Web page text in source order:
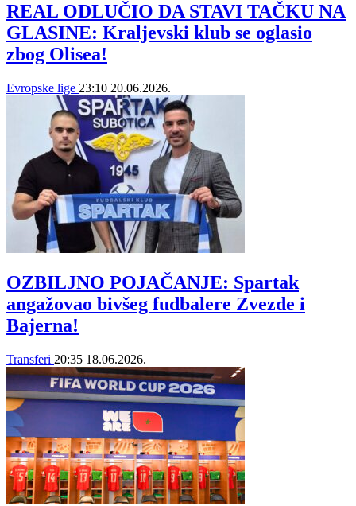
REAL ODLUČIO DA STAVI TAČKU NA
GLASINE: Kraljevski klub se oglasio
zbog Olisea!
Evropske lige 23:10 20.06.2026.
OZBILJNO POJAČANJE: Spartak
angažovao bivšeg fudbalere Zvezde i
Bajerna!
Transferi 20:35 18.06.2026.